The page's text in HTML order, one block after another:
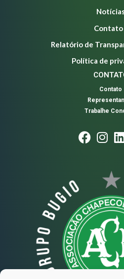
Contato
Relatório de
Política de
Contato
Trabalhe